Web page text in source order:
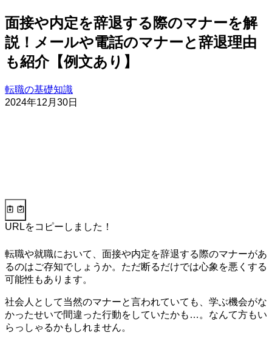
面接や内定を辞退する際のマナーを解
説！メールや電話のマナーと辞退理由
も紹介【例文あり】
転職の基礎知識
2024年12月30日
URLをコピーしました！
転職や就職において、面接や内定を辞退する際のマナーがあ
るのはご存知でしょうか。ただ断るだけでは心象を悪くする
可能性もあります。
社会人として当然のマナーと言われていても、学ぶ機会がな
かったせいで間違った行動をしていたかも…。なんて方もい
らっしゃるかもしれません。